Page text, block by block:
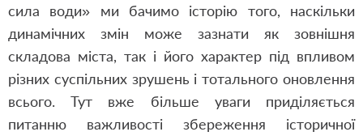
сила води» ми бачимо історію того, наскільки
динамічних змін може зазнати як зовнішня
складова міста, так і його характер під впливом
різних суспільних зрушень і тотального оновлення
всього. Тут вже більше уваги приділяється
питанню важливості збереження історичної